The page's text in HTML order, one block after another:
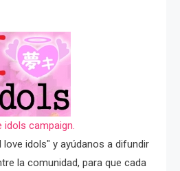
idols campaign.
love idols" y ayúdanos a difundir
la comunidad, para que cada